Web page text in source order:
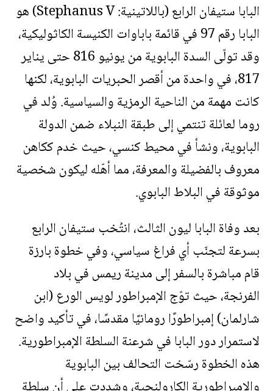
البابا ستيفان الرابع (باللاتينية: Stephanus V) هو
البابا رقم 97 في قائمة باباوات الكنيسة الكاثوليكية،
وقد تولّى السدة البابوية من يونيو 816 حتى يناير
817، في واحدة من أقصر الحبريات البابوية، لكنها
كانت مهمة من الناحية الرمزية والسياسية. وُلد في
روما لعائلة تنتمي إلى طبقة النبلاء ضمن الدولة
البابوية، ونشأ في محيط كنسي، حيث خدم ككاهن
معروف بالفضيلة والمعرفة، مما أهّله ليكون شخصية
موثوقة في البلاط البابوي.
بعد وفاة البابا ليون الثالث، انتُخب ستيفان الرابع
بسرعة لتجنّب أي فراغ سياسي، وفي خطوة بارزة
قام مباشرة بالسفر إلى مدينة ريمس في بلاد
الفرنجة، حيث توّج الإمبراطور لويس الورع (ابن
شارلمان) إمبراطورًا رومانيًا مقدسًا، في تأكيد واضح
لاستمرار دور البابا في شرعنة السلطة الإمبراطورية.
هذه الخطوة رسّخت التحالف بين البابوية